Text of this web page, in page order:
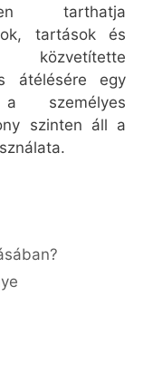
tarthatja
tartások és
közvetítette
átélésére egy
személyes
szinten áll a